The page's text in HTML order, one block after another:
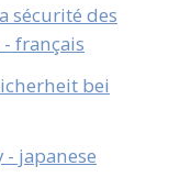
sécurité des
français
bei
- japanese